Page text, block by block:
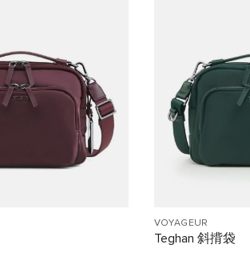
VOYAGEUR
Teghan 斜揹袋